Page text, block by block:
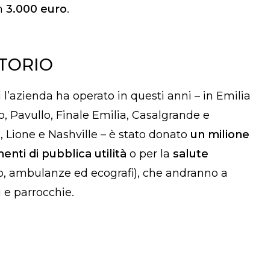
3.000 euro.
ha operato in questi anni – in Emilia
Pavullo, Finale Emilia, Casalgrande e
Lione e Nashville – è stato donato un milione
di pubblica utilità o per la salute
ambulanze ed ecografi), che andranno a
parrocchie.